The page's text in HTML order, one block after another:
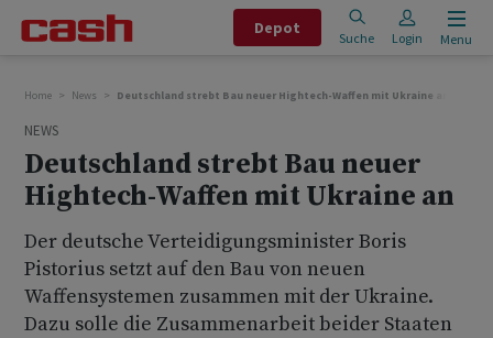
Depot
Suche Login Menu
Home News Deutschland strebt Bau neuer Hightech-Waffen mit Ukraine an
NEWS
Deutschland strebt Bau neuer
Hightech-Waffen mit Ukraine an
Der deutsche Verteidigungsminister Boris
Pistorius setzt auf den Bau von neuen
Waffensystemen zusammen mit der Ukraine.
Dazu solle die Zusammenarbeit beider Staaten